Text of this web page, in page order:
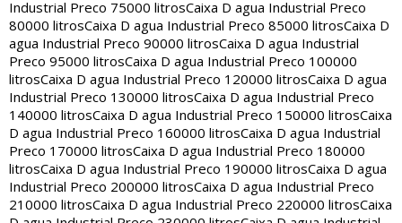
Industrial Preco 75000 litrosCaixa D agua Industrial Preco
80000 litrosCaixa D agua Industrial Preco 85000 litrosCaixa D
agua Industrial Preco 90000 litrosCaixa D agua Industrial
Preco 95000 litrosCaixa D agua Industrial Preco 100000
litrosCaixa D agua Industrial Preco 120000 litrosCaixa D agua
Industrial Preco 130000 litrosCaixa D agua Industrial Preco
140000 litrosCaixa D agua Industrial Preco 150000 litrosCaixa
D agua Industrial Preco 160000 litrosCaixa D agua Industrial
Preco 170000 litrosCaixa D agua Industrial Preco 180000
litrosCaixa D agua Industrial Preco 190000 litrosCaixa D agua
Industrial Preco 200000 litrosCaixa D agua Industrial Preco
210000 litrosCaixa D agua Industrial Preco 220000 litrosCaixa